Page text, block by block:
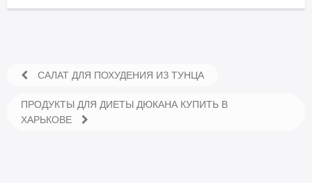
САЛАТ ДЛЯ ПОХУДЕНИЯ ИЗ ТУНЦА
ПРОДУКТЫ ДЛЯ ДИЕТЫ ДЮКАНА КУПИТЬ В
ХАРЬКОВЕ